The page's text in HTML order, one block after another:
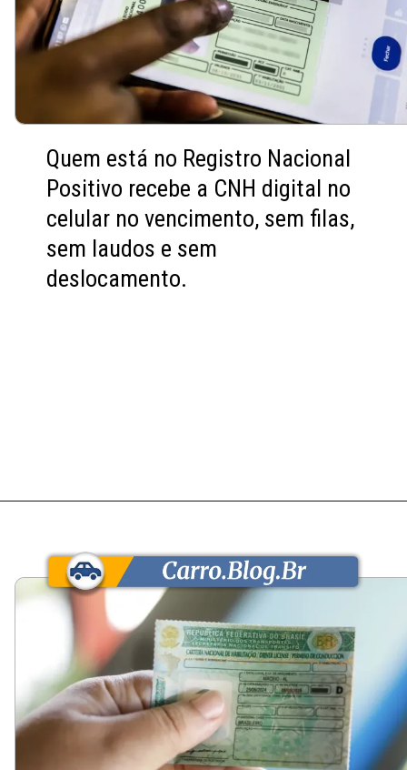
Quem está no Registro Nacional
Positivo recebe a CNH digital no
celular no vencimento, sem filas,
sem laudos e sem
deslocamento.